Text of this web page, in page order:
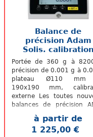
Balance de
précision Adam
Solis, calibration
externe
Portée de 360 g à
précision de 0.001 g à
plateau Ø110 mm
190x190 mm,
externe Les toutes
balances de précision
SOLIS ou SPBe sont dèjà
stars des...à partir de
1 225,00 €